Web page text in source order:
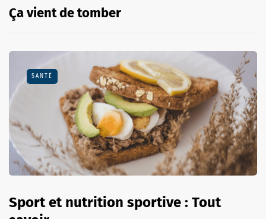
Ça vient de tomber
SANTÉ
Sport et nutrition sportive : Tout